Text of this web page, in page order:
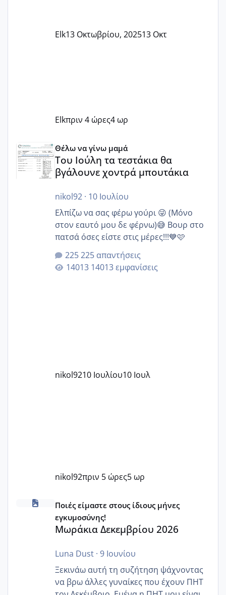
Elk13 Οκτωβρίου, 202513 Οκτ
Elkπριν 4 ώρες4 ωρ
Θέλω να γίνω μαμά
Του Ιούλη τα τεστάκια θα
βγάλουνε χοντρά μπουτάκια
nikol92· 10 Ιουλίου
Ελπίζω να σας φέρω γούρι 😜 (Μόνο
στον εαυτό μου δε φέρνω)😅 Βουρ στο
πατσά όσες είστε στις μέρες!!!💙🩷
225 απαντήσεις
14013 εμφανίσεις
nikol9210 Ιουλίου10 Ιουλ
nikol92πριν 5 ώρες5 ωρ
Μωράκια Δεκεμβρίου 2026
Ποιές είμαστε στους ίδιους μήνες
εγκυμοσύνης!
Μωράκια Δεκεμβρίου 2026
Luna Dust· 9 Ιουνίου
Ξεκινάω αυτή τη συζήτηση ψάχνοντας
να βρω άλλες γυναίκες που έχουν ΠΗΤ